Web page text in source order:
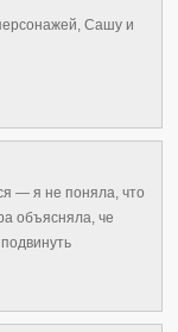
Сашу и
— я не поняла, что
объясняла, че